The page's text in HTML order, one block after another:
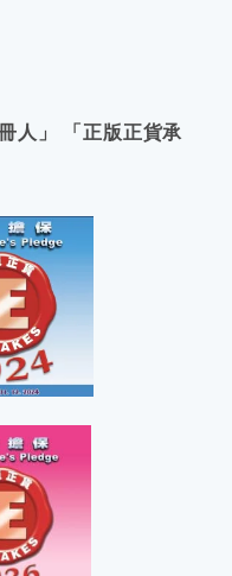
人」 「正版正貨承